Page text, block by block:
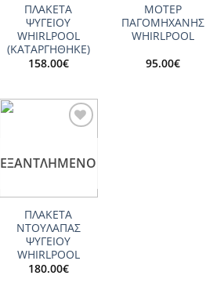
ΠΛΑΚΕΤΑ
ΨΥΓΕΙΟΥ
WHIRLPOOL
(ΚΑΤΑΡΓΗΘΗΚΕ)
158.00€
ΜΟΤΕΡ
ΠΑΓΟΜΗΧΑΝΗΣ
WHIRLPOOL
95.00€
ΕΞΑΝΤΛΗΜΈΝΟ
ΠΛΑΚΕΤΑ
ΝΤΟΥΛΑΠΑΣ
ΨΥΓΕΙΟΥ
WHIRLPOOL
180.00€